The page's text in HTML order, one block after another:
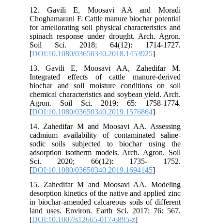
12. Gavili E, Moosavi AA and Moradi
Choghamarani F. Cattle manure biochar potential
for ameliorating soil physical characteristics and
spinach response under drought. Arch. Agron.
Soil Sci. 2018; 64(12): 1714-1727.
[DOI:10.1080/03650340.2018.1453925
13. Gavili E, Moosavi AA, Zahedifar M.
Integrated effects of cattle manure-derived
biochar and soil moisture conditions on soil
chemical characteristics and soybean yield. Arch.
Agron. Soil Sci. 2019; 65: 1758-1774.
[DOI:10.1080/03650340.2019.1576864
14. Zahedifar M and Moosavi AA. Assessing
cadmium availability of contaminated saline-
sodic soils subjected to biochar using the
adsorption isotherm models. Arch. Agron. Soil
Sci. 2020; 66(12): 1735- 1752.
[DOI:10.1080/03650340.2019.1694145
15. Zahedifar M and Moosavi AA. Modeling
desorption kinetics of the native and applied zinc
in biochar-amended calcareous soils of different
land uses. Environ. Earth Sci. 2017; 76: 567.
[DOI:10.1007/s12665-017-6895-z